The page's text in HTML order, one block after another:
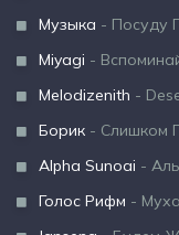
Музыка - Посуду
Miyagi -
Melodizenith -
Борик - Слишком
Alpha Sunoai -
Голос Рифм -